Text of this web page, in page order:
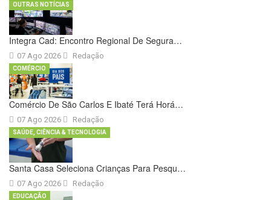
Integra Cad: Encontro Regional De Segura…
07 Ago 2026
OUTRAS NOTÍCIAS
Redação
Comércio De São Carlos E Ibaté Terá Horá…
07 Ago 2026
COMÉRCIO
Redação
Santa Casa Seleciona Crianças Para Pesqu…
07 Ago 2026
SAÚDE, CIÊNCIA & TECNOLOGIA
Redação
EDUCAÇÃO